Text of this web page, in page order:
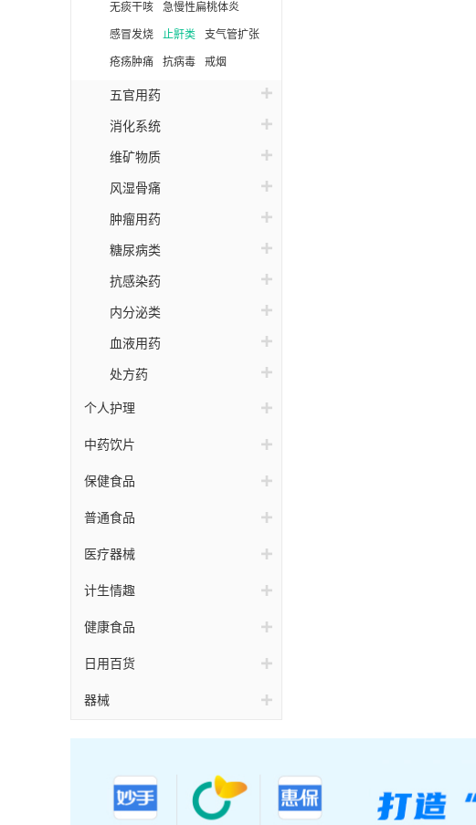
无痰干咳 急慢性扁桃体炎
感冒发烧 止鼾类 支气管扩张
疮疡肿痛 抗病毒 戒烟
五官用药
消化系统
维矿物质
风湿骨痛
肿瘤用药
糖尿病类
抗感染药
内分泌类
血液用药
处方药
个人护理
中药饮片
保健食品
普通食品
医疗器械
计生情趣
健康食品
日用百货
器械